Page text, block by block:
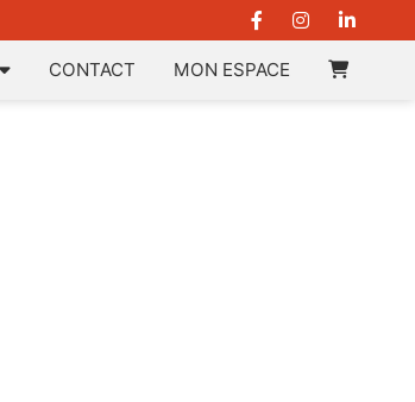
CONTACT MON ESPACE